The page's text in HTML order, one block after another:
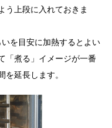
う上段に入れておきま
を目安に加熱するとよい
「煮る」イメージが一番
延長します。